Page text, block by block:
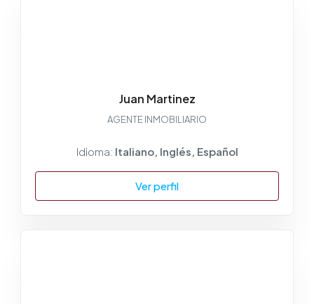
Juan Martinez
AGENTE INMOBILIARIO
Idioma: Italiano, Inglés, Español
Ver perfil